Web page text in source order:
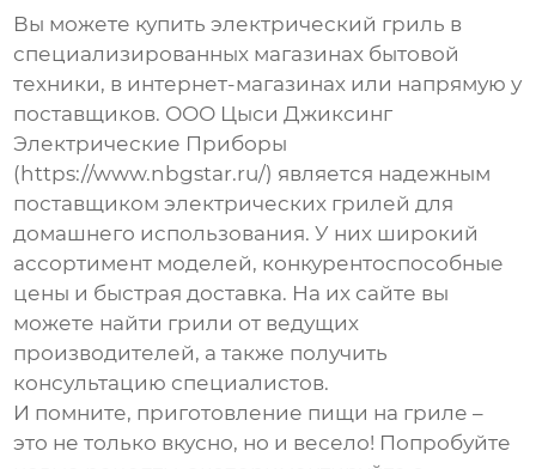
Вы можете купить электрический гриль в
специализированных магазинах бытовой
техники, в интернет-магазинах или напрямую у
поставщиков. ООО Цыси Джиксинг
Электрические Приборы
(https://www.nbgstar.ru/) является надежным
поставщиком электрических грилей для
домашнего использования. У них широкий
ассортимент моделей, конкурентоспособные
цены и быстрая доставка. На их сайте вы
можете найти грили от ведущих
производителей, а также получить
консультацию специалистов.
И помните, приготовление пищи на гриле –
это не только вкусно, но и весело! Попробуйте